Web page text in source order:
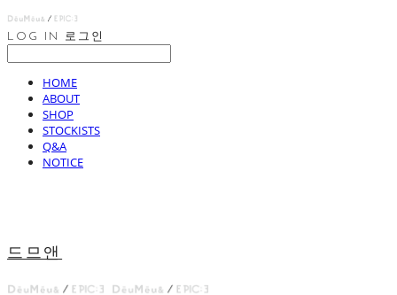
LOG IN 로그인
HOME
ABOUT
SHOP
STOCKISTS
Q&A
NOTICE
드므앤